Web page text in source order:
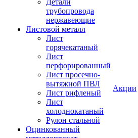
Детали
трубопровода
нержавеющие
Листовой металл
Лист
горячекатаный
Лист
перфорированный
Лист просечно-
вытяжной ПВЛ
Лист рифленый
Лист
холоднокатаный
Рулон стальной
Оцинкованный
Акции